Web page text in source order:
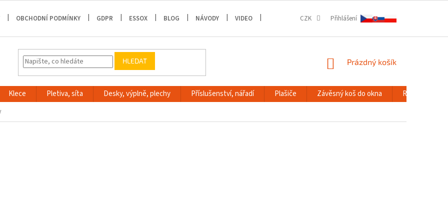
OBCHODNÍ PODMÍNKY GDPR ESSOX BLOG NÁVODY VIDEO CZK Přihlášení
HLEDAT
NÁKUPNÍ
Prázdný košík
Klece Pletiva, síta Desky, výplně, plechy Příslušenství, nářadí Plašiče Závěsný koš do okna RACK systémy